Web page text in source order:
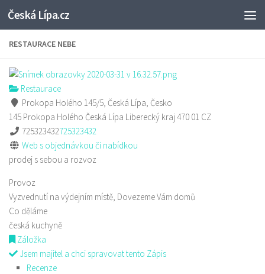
Skip to content
Česká Lípa.cz
RESTAURACE NEBE
Restaurace
Prokopa Holého 145/5, Česká Lípa, Česko
145 Prokopa Holého Česká Lípa Liberecký kraj470 01 CZ
725323432725323432
Web s objednávkou či nabídkou
prodej s sebou a rozvoz
Provoz
Vyzvednutí na výdejním místě, Dovezeme Vám domů
Co děláme
česká kuchyně
Záložka
Jsem majitel a chci spravovat tento Zápis
Recenze